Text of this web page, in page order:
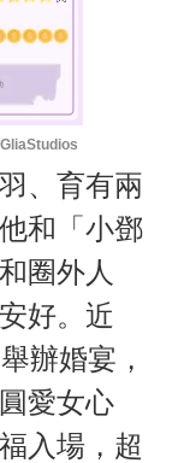
M
u
t
e
GliaStudios
、育有兩
和「小鄧
圈外人
好。近
辦婚宴，
愛女心
入場，超